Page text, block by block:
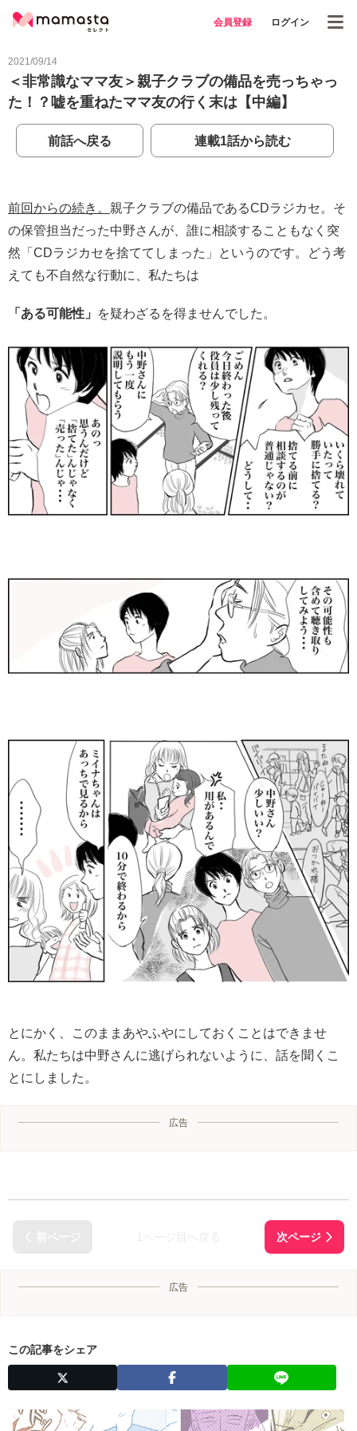
会員登録 ログイン
2021/09/14
＜非常識なママ友＞親子クラブの備品を売っちゃっ
た！？嘘を重ねたママ友の行く末は【中編】
前話へ戻る 連載1話から読む
前回からの続き。 親子クラブの備品であるCDラジカセ。そ
の保管担当だった中野さんが、誰に相談することもなく突
然「CDラジカセを捨ててしまった」というのです。どう考
えても不自然な行動に、私たちは
「ある可能性」 を疑わざるを得ませんでした。
とにかく、このままあやふやにしておくことはできませ
ん。私たちは中野さんに逃げられないように、話を聞くこ
とにしました。
広告
広告
この記事をシェア